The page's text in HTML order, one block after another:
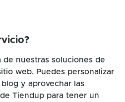
nuestras soluciones de
web. Puedes personalizar
y aprovechar las
Tiendup para tener un